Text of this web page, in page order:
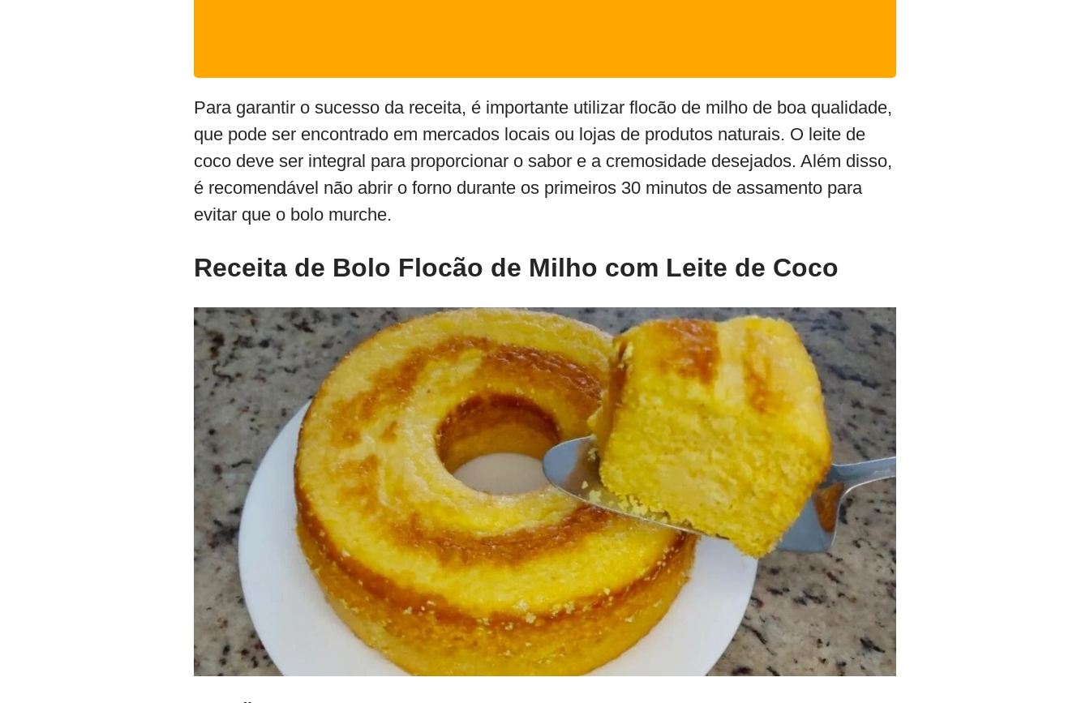
Para garantir o sucesso da receita, é importante utilizar flocão de milho de boa qualidade,
que pode ser encontrado em mercados locais ou lojas de produtos naturais. O leite de
coco deve ser integral para proporcionar o sabor e a cremosidade desejados. Além disso,
é recomendável não abrir o forno durante os primeiros 30 minutos de assamento para
evitar que o bolo murche.
Receita de Bolo Flocão de Milho com Leite de Coco